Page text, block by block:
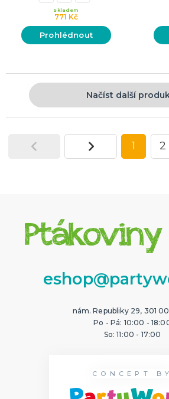
771 Kč
Skladem
Prohlédnout
Načíst další
1 2
nám. Republiky 29, 301
Po - Pá: 10:00 -
So: 11:00 - 17:00
CONCEPT BY